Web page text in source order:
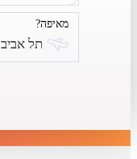
מאיפה?
תל אביב